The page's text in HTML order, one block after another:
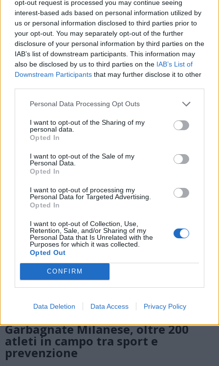
opt-out request is processed you may continue seeing
interest-based ads based on personal information utilized by
us or personal information disclosed to third parties prior to
your opt-out. You may separately opt-out of the further
disclosure of your personal information by third parties on the
IAB’s list of downstream participants. This information may
also be disclosed by us to third parties on the IAB’s List of
Downstream Participants that may further disclose it to other
Personal Data Processing Opt Outs
I want to opt-out of the Sharing of my
personal data.
Opted In
I want to opt-out of the Sale of my
Personal Data.
Opted In
I want to opt-out of processing my
Personal Data for Targeted Advertising.
Opted In
I want to opt-out of Collection, Use,
Retention, Sale, and/or Sharing of my
Personal Data that Is Unrelated with the
Purposes for which it was collected.
Opted Out
CONFIRM
Data Deletion Data Access Privacy Policy
ALTRE NOTIZIE DI GARBAGNATE
MILANESE
SPORT E SALUTE
Garbagnate Milanese, oltre 200
atleti in campo tra sport e
prevenzione